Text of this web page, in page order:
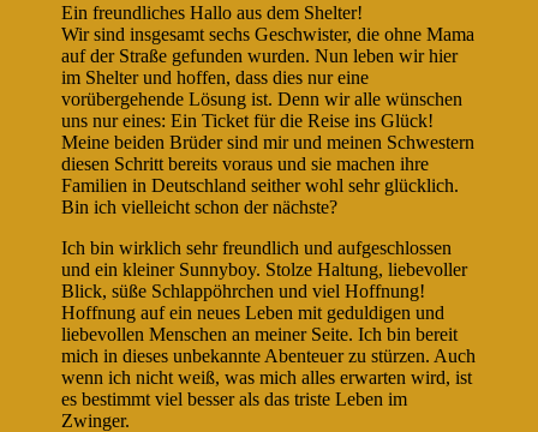
Ein freundliches Hallo aus dem Shelter!
Wir sind insgesamt sechs Geschwister, die ohne Mama
auf der Straße gefunden wurden. Nun leben wir hier
im Shelter und hoffen, dass dies nur eine
vorübergehende Lösung ist. Denn wir alle wünschen
uns nur eines: Ein Ticket für die Reise ins Glück!
Meine beiden Brüder sind mir und meinen Schwestern
diesen Schritt bereits voraus und sie machen ihre
Familien in Deutschland seither wohl sehr glücklich.
Bin ich vielleicht schon der nächste?
Ich bin wirklich sehr freundlich und aufgeschlossen
und ein kleiner Sunnyboy. Stolze Haltung, liebevoller
Blick, süße Schlappöhrchen und viel Hoffnung!
Hoffnung auf ein neues Leben mit geduldigen und
liebevollen Menschen an meiner Seite. Ich bin bereit
mich in dieses unbekannte Abenteuer zu stürzen. Auch
wenn ich nicht weiß, was mich alles erwarten wird, ist
es bestimmt viel besser als das triste Leben im
Zwinger.